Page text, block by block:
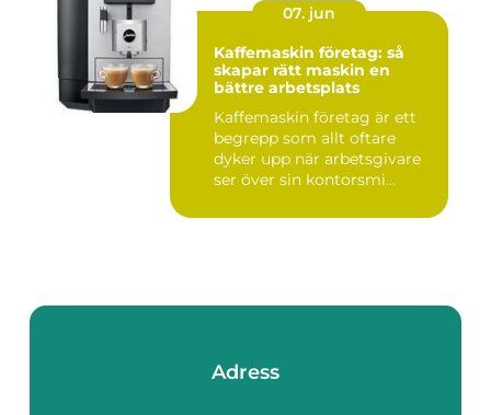
07. jun
Kaffemaskin företag: så
skapar rätt maskin en
bättre arbetsplats
Kaffemaskin företag är ett
begrepp som allt oftare
dyker upp när arbetsgivare
ser över sin kontorsmi...
Adress